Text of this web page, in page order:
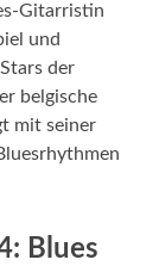
Gitarristin
und
der
belgische
mit seiner
Blues